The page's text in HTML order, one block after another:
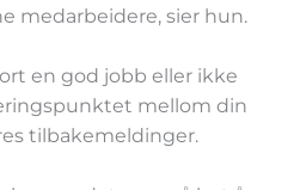
medarbeidere, sier hun.
en god jobb eller ikke
mellom din
tilbakemeldinger.